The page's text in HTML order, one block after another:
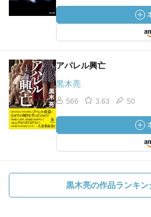
アパレル興亡
黒木亮
566 3.63 50
黒木亮の作品ランキン